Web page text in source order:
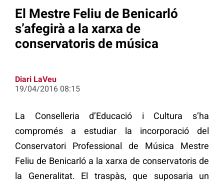
El Mestre Feliu de Benicarló
s’afegirà a la xarxa de
conservatoris de música
Diari LaVeu
19/04/2016 08:15
La Conselleria d’Educació i Cultura s’ha
compromés a estudiar la incorporació del
Conservatori Professional de Música Mestre
Feliu de Benicarló a la xarxa de conservatoris de
la Generalitat. El traspàs, que suposaria un